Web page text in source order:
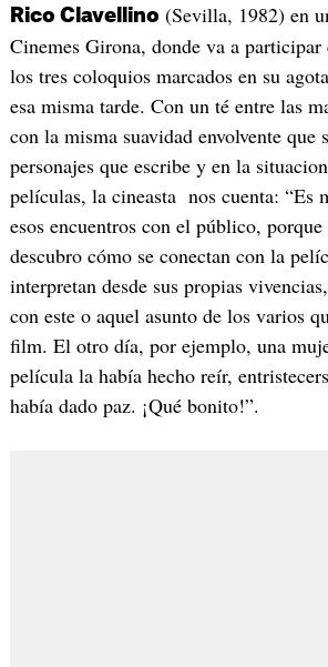
Rico Clavellino (Sevilla, 1982) en
Cinemes Girona, donde va a
los tres coloquios marcados en su
esa misma tarde. Con un té entre las
con la misma suavidad envolvente que
personajes que escribe y en la
películas, la cineasta nos cuenta: “Es
esos encuentros con el público,
descubro cómo se conectan con la
interpretan desde sus propias
con este o aquel asunto de los varios
film. El otro día, por ejemplo, una
película la había hecho reír,
había dado paz. ¡Qué bonito!”.